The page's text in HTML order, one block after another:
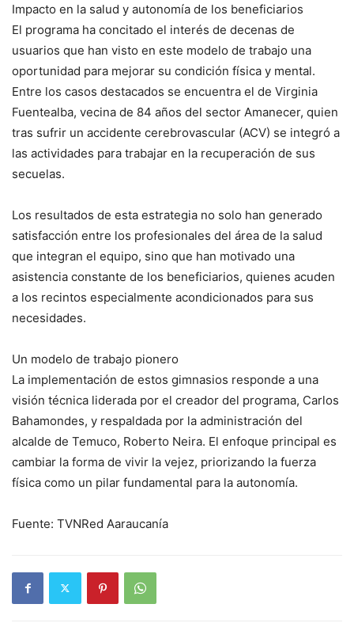
Impacto en la salud y autonomía de los beneficiarios
El programa ha concitado el interés de decenas de
usuarios que han visto en este modelo de trabajo una
oportunidad para mejorar su condición física y mental.
Entre los casos destacados se encuentra el de Virginia
Fuentealba, vecina de 84 años del sector Amanecer, quien
tras sufrir un accidente cerebrovascular (ACV) se integró a
las actividades para trabajar en la recuperación de sus
secuelas.
Los resultados de esta estrategia no solo han generado
satisfacción entre los profesionales del área de la salud
que integran el equipo, sino que han motivado una
asistencia constante de los beneficiarios, quienes acuden
a los recintos especialmente acondicionados para sus
necesidades.
Un modelo de trabajo pionero
La implementación de estos gimnasios responde a una
visión técnica liderada por el creador del programa, Carlos
Bahamondes, y respaldada por la administración del
alcalde de Temuco, Roberto Neira. El enfoque principal es
cambiar la forma de vivir la vejez, priorizando la fuerza
física como un pilar fundamental para la autonomía.
Fuente: TVNRed Aaraucanía